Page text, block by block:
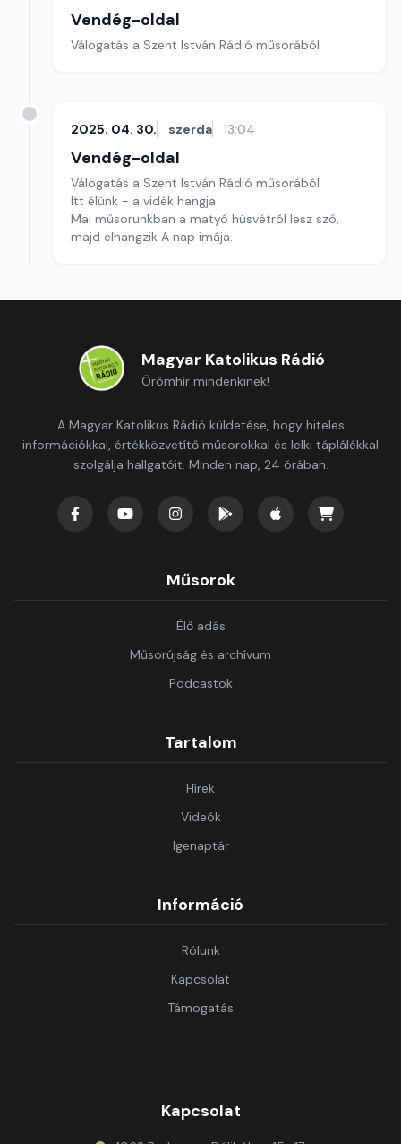
Vendég-oldal
Válogatás a Szent István Rádió műsorából
2025. 04. 30. szerda 13:04
Vendég-oldal
Válogatás a Szent István Rádió műsorából
Itt élünk - a vidék hangja
Mai műsorunkban a matyó húsvétról lesz szó,
majd elhangzik A nap imája.
Magyar Katolikus Rádió
Örömhír mindenkinek!
A Magyar Katolikus Rádió küldetése, hogy hiteles
információkkal, értékközvetítő műsorokkal és lelki táplálékkal
szolgálja hallgatóit. Minden nap, 24 órában.
Műsorok
Élő adás
Műsorújság és archívum
Podcastok
Tartalom
Hírek
Videók
Igenaptár
Információ
Rólunk
Kapcsolat
Támogatás
Kapcsolat